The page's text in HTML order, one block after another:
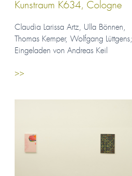
Kunstraum K634, Cologne
Claudia Larissa Artz, Ulla Bönnen,
Thomas Kemper, Wolfgang Lüttgens;
Eingeladen von Andreas Keil
>>